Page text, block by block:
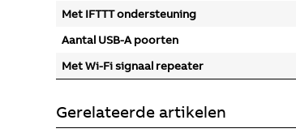
Met IFTTT ondersteuning
Aantal USB-A poorten
Met Wi-Fi signaal repeater
Gerelateerde artikelen